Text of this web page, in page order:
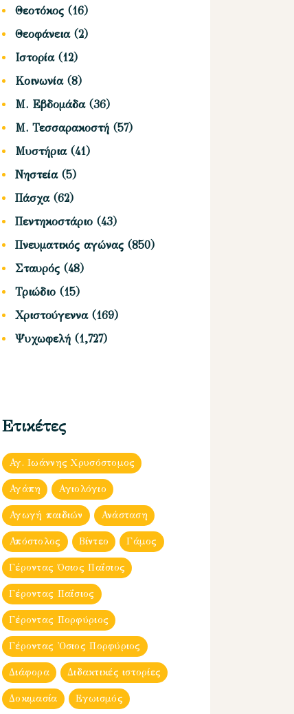
Θεοτόκος (16)
Θεοφάνεια(2)
Ιστορία(12)
Κοινωνία(8)
Μ. Εβδομάδα(36)
Μ. Τεσσαρακοστή (57)
Μυστήρια(41)
Νηστεία(5)
Πάσχα(62)
Πεντηκοστάριο (43)
Πνευματικός αγώνας (850)
Σταυρός (48)
Τριώδιο (15)
Χριστούγεννα(169)
Ψυχωφελή (1,727)
Ετικέτες
Αγ. Ιωάννης Χρυσόστομος
Αγάπη Αγιολόγιο
Αγωγή παιδιών Ανάσταση
Απόστολος Βίντεο Γάμος
Γέροντας Όσιος Παΐσιος
Γέροντας Παΐσιος
Γέροντας Πορφύριος
Γέροντας Ὀσιος Πορφύριος
Διάφορα Διδακτικές ιστορίες
Δοκιμασία Εγωισμός